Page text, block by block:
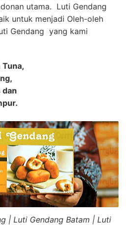
utama. Luti Gendang
untuk menjadi Oleh-oleh
Gendang yang kami
Tuna,
dan
| Luti Gendang Batam | Luti